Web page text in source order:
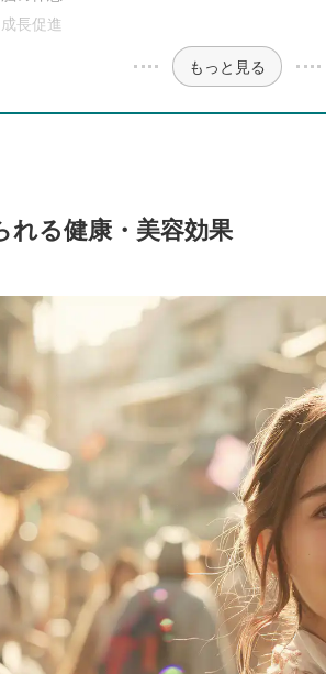
長促進
もっと見る
れる健康・美容効果